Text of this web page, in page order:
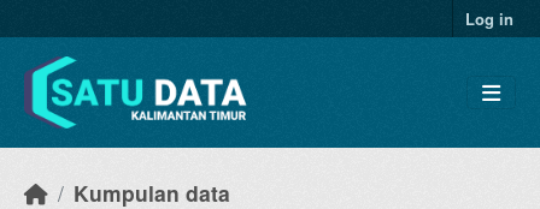
Log in
Kumpulan data